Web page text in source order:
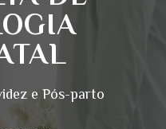
e Pós-parto